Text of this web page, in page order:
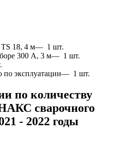
TS 18, 4 м— 1 шт.
300 А, 3 м— 1 шт.
по эксплуатации— 1 шт.
по количеству
сварочного
- 2022 годы